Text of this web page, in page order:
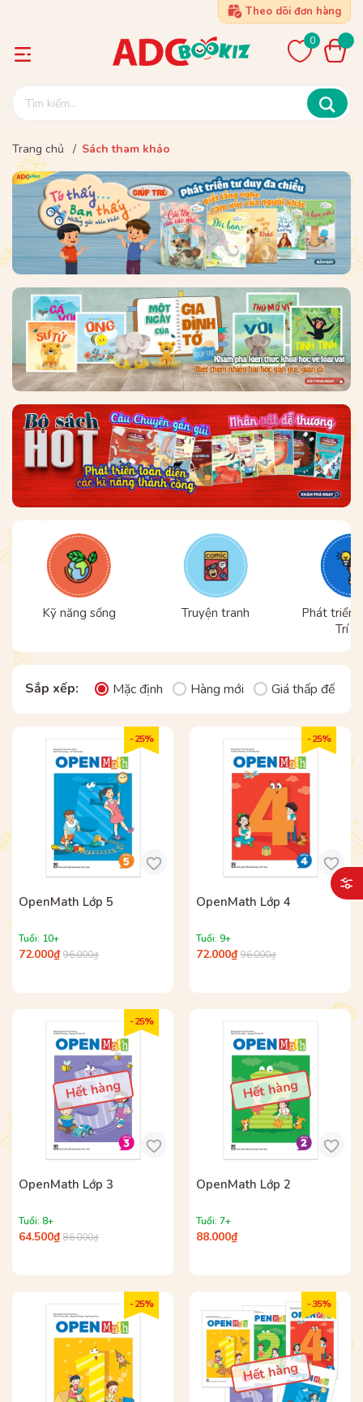
Theo dõi đơn hàng
0
Trang chủ / Sách tham khảo
Kỹ năng sống Truyện tranh
Phát triển
Trí
Sắp xếp: Mặc định Hàng mới Giá thấp đến
- 25%
OpenMath Lớp 5
Tuổi: 10+
72.000₫ 96.000₫
- 25%
OpenMath Lớp 4
Tuổi: 9+
72.000₫ 96.000₫
Hết hàng
- 25%
OpenMath Lớp 3
Tuổi: 8+
64.500₫ 86.000₫
Hết hàng
OpenMath Lớp 2
Tuổi: 7+
88.000₫
- 25%
Hết hàng
- 35%